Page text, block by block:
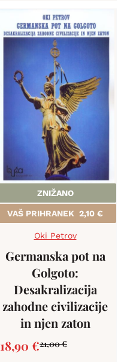
ZNIŽANO
VAŠ PRIHRANEK 2,10 €
Oki Petrov
Germanska pot na
Golgoto:
Desakralizacija
zahodne civilizacije
in njen zaton
21,00€
18,90 €